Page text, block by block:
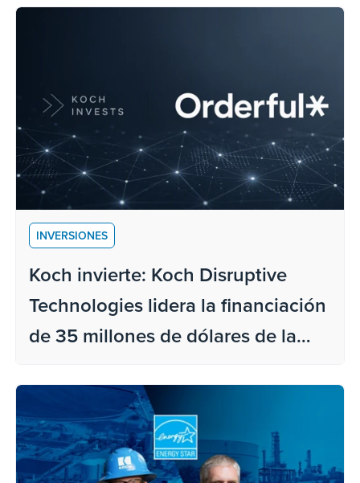
INVERSIONES
Koch invierte: Koch Disruptive
Technologies lidera la financiación
de 35 millones de dólares de la